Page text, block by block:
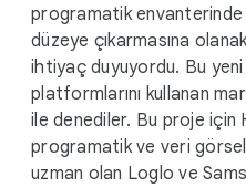
programatik envanterinde
düzeye çıkarmasına
ihtiyaç duyuyordu. Bu yeni
platformlarını kullanan
ile denediler. Bu proje için
programatik ve veri
uzman olan Loglo ve